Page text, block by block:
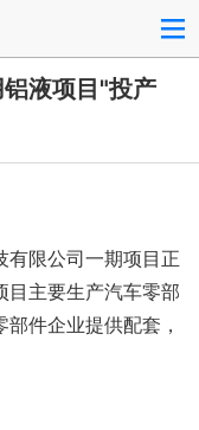
液项目"投产
有限公司一期项目正
目主要生产汽车零部
件企业提供配套，